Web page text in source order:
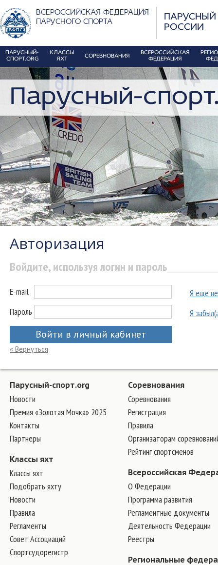
ВСЕРОССИЙСКАЯ ФЕДЕРАЦИЯ
ПАРУСНОГО СПОРТА
ПАРУСНЫЙ
РОССИИ
ПАРУСНЫЙ-
СПОРТ.ORG
КЛАССЫ
ЯХТ
СОРЕВНОВАНИЯ
ВСЕРОССИЙСКАЯ
ФЕДЕРАЦИЯ
Парусный-
Авторизация
Войдите, используя логин и пароль
E-mail
Пароль
Войти в личный кабинет
Я еще не
Я
« Вернуться
Парусный-спорт.org
Новости
Премия «Золотая Мочка» 2025
Контакты
Партнеры
Классы яхт
Классы яхт
Подобрать яхту
Новости
Правила
Регламенты
Совет Ассоциаций
Спортсудорегистр
Соревнования
Соревнования
Регистрация
Правила
Организаторам
Рейтинг спортсменов
Всероссийская
О Федерации
Программа развития
Регламентные документы
Деятельность Федерации
Реестры
Региональные